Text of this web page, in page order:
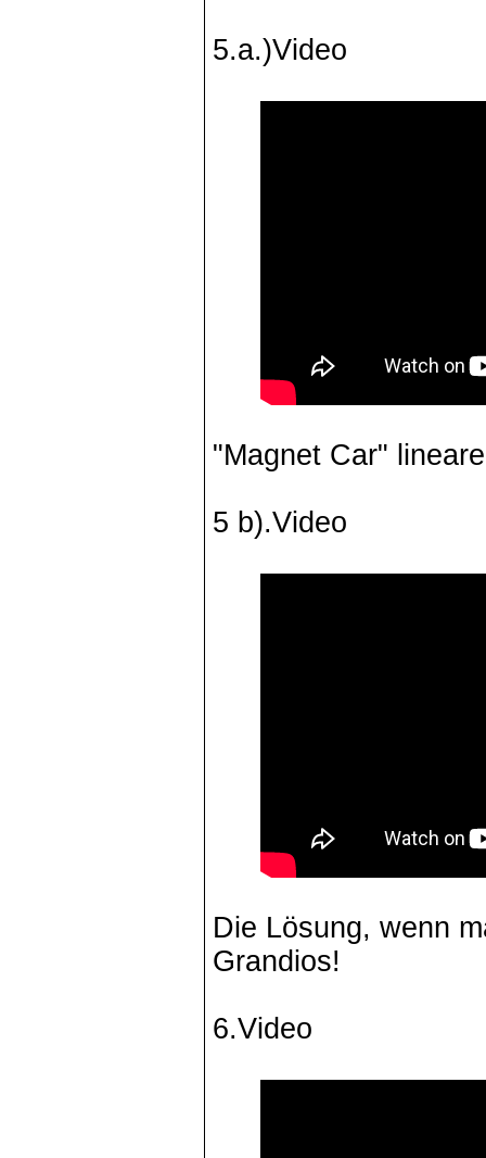
5.a.)Video
"Magnet Car"
5 b).Video
Die Lösung, wenn
Grandios!
6.Video